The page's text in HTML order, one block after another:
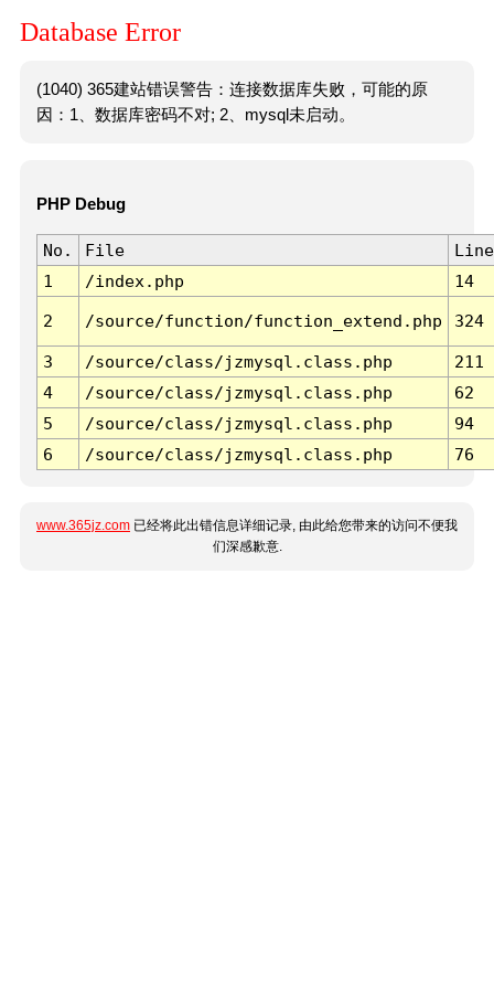
Database Error
(1040) 365建站错误警告：连接数据库失败，可能的原
因：1、数据库密码不对; 2、mysql未启动。
PHP Debug
No. File
Line
1
/index.php 14
2 /source/function/function_extend.php 324
3 /source/class/jzmysql.class.php
211
4
/source/class/jzmysql.class.php
62
5
/source/class/jzmysql.class.php
94
6
/source/class/jzmysql.class.php 76
www.365jz.com 已经将此出错信息详细记录, 由此给您带来的访问不便我
们深感歉意.